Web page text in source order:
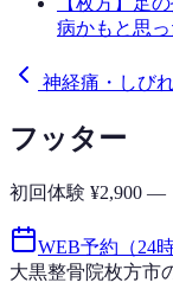
病かもと思っ
神経痛・しび
フッター
初回体験 ¥2,900 —
WEB予約（24時
大黒整骨院枚方市